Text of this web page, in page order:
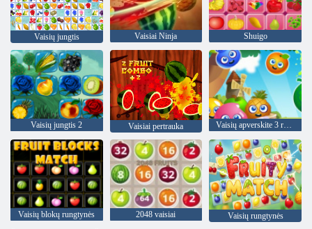
Vaisių jungtis Vaisiai Ninja Shuigo
Vaisių jungtis 2 Vaisiai pertrauka Vaisių apverskite 3 rungtynes
Vaisių blokų rungtynės 2048 vaisiai
Vaisių rungtynės